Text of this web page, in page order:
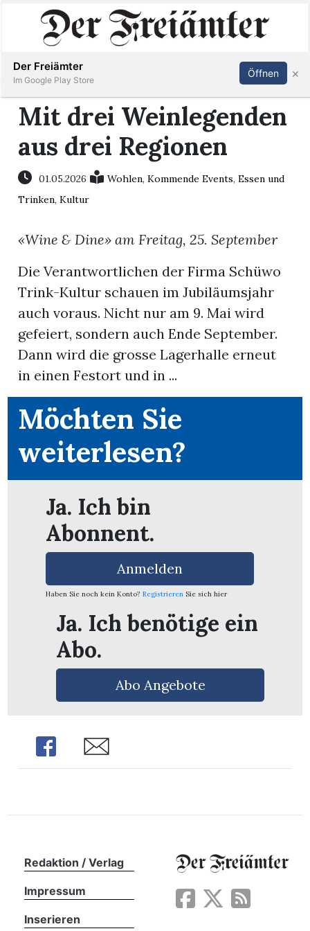
Immobilien
Veranstaltungen
Paper
Newsletter
Inserieren Abonnieren Anmelden
Mit drei Weinlegenden
aus drei Regionen
01.05.2026 Wohlen,Kommende Events,Essen und
Trinken,Kultur
«Wine & Dine» am Freitag, 25. September
Die Verantwortlichen der Firma Schüwo
Trink-Kultur schauen im Jubiläumsjahr
auch voraus. Nicht nur am 9. Mai wird
gefeiert, sondern auch Ende September.
Dann wird die grosse Lagerhalle erneut
in einen Festort und in ...
Möchten Sie
weiterlesen?
Ja. Ich bin
Abonnent.
Anmelden
Haben Sie noch kein Konto? Registrieren Sie sich hier
Ja. Ich benötige ein
Abo.
Abo Angebote
Share Share
Redaktion / Verlag
Impressum
Inserieren
Der Freiämter
Im Google Play Store
Öffnen ×